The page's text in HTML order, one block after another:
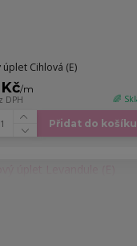
Cihlová (E)
/m
DPH 🌈
Přidat do košíku